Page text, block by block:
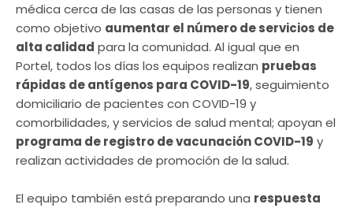
médica cerca de las casas de las personas y tienen
como objetivo aumentar el número de servicios de
alta calidad para la comunidad. Al igual que en
Portel, todos los días los equipos realizan pruebas
rápidas de antígenos para COVID-19, seguimiento
domiciliario de pacientes con COVID-19 y
comorbilidades, y servicios de salud mental; apoyan el
programa de registro de vacunación COVID-19 y
realizan actividades de promoción de la salud.
El equipo también está preparando una respuesta